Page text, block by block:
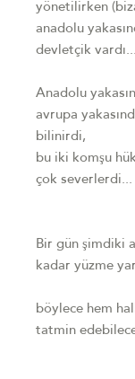
yönetilirken
anadolu
devletçik vardı...
Anadolu
avrupa
bilinirdi,
bu iki komşu
çok severlerdi...
Bir gün şimdiki
kadar yüzme
böylece hem
tatmin